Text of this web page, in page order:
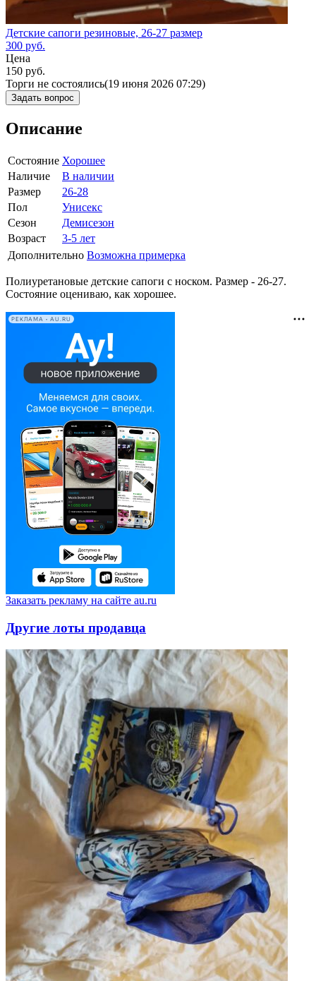
Детские сапоги резиновые, 26-27 размер
300 руб.
Цена
150 руб.
Торги не состоялись(19 июня 2026 07:29)
Задать вопрос
Описание
Состояние Хорошее
Наличие
В наличии
Размер
26-28
Пол
Унисекс
Сезон
Демисезон
Возраст
3-5 лет
Дополнительно Возможна примерка
Полиуретановые детские сапоги с носком. Размер - 26-27.
Состояние оцениваю, как хорошее.
РЕКЛАМА • AU.RU
Заказать рекламу на сайте au.ru
Другие лоты продавца